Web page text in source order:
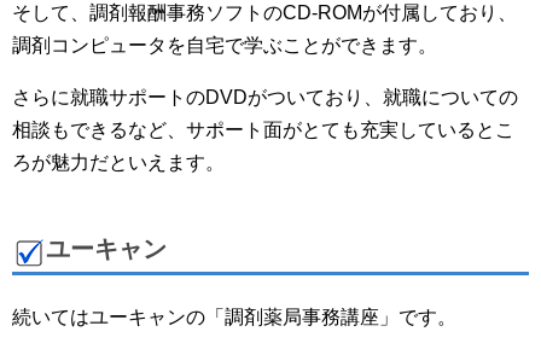
そして、調剤報酬事務ソフトのCD-ROMが付属しており、
調剤コンピュータを自宅で学ぶことができます。
さらに就職サポートのDVDがついており、就職についての
相談もできるなど、サポート面がとても充実しているとこ
ろが魅力だといえます。
ユーキャン
続いてはユーキャンの「調剤薬局事務講座」です。